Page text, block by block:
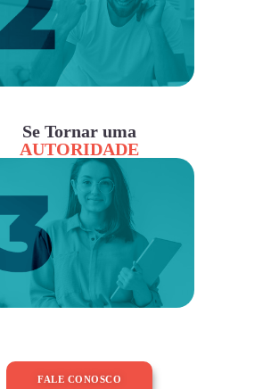
Se Tornar uma
AUTORIDADE
FALE CONOSCO